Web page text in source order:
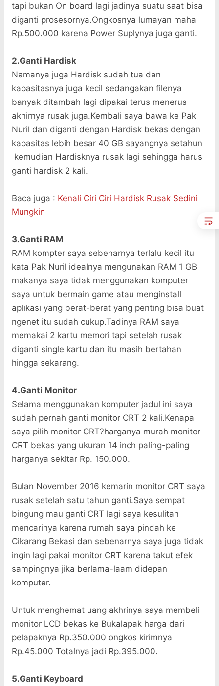
tapi bukan On board lagi jadinya suatu saat bisa
diganti prosesornya.Ongkosnya lumayan mahal
Rp.500.000 karena Power Suplynya juga ganti.
2.Ganti Hardisk
Namanya juga Hardisk sudah tua dan
kapasitasnya juga kecil sedangakan filenya
banyak ditambah lagi dipakai terus menerus
akhirnya rusak juga.Kembali saya bawa ke Pak
Nuril dan diganti dengan Hardisk bekas dengan
kapasitas lebih besar 40 GB sayangnya setahun
kemudian Hardisknya rusak lagi sehingga harus
ganti hardisk 2 kali.
Baca juga : Kenali Ciri Ciri Hardisk Rusak Sedini
Mungkin
3.Ganti RAM
RAM kompter saya sebenarnya terlalu kecil itu
kata Pak Nuril idealnya mengunakan RAM 1 GB
makanya saya tidak menggunakan komputer
saya untuk bermain game atau menginstall
aplikasi yang berat-berat yang penting bisa buat
ngenet itu sudah cukup.Tadinya RAM saya
memakai 2 kartu memori tapi setelah rusak
diganti single kartu dan itu masih bertahan
hingga sekarang.
4.Ganti Monitor
Selama menggunakan komputer jadul ini saya
sudah pernah ganti monitor CRT 2 kali.Kenapa
saya pilih monitor CRT?harganya murah monitor
CRT bekas yang ukuran 14 inch paling-paling
harganya sekitar Rp. 150.000.
Bulan November 2016 kemarin monitor CRT saya
rusak setelah satu tahun ganti.Saya sempat
bingung mau ganti CRT lagi saya kesulitan
mencarinya karena rumah saya pindah ke
Cikarang Bekasi dan sebenarnya saya juga tidak
ingin lagi pakai monitor CRT karena takut efek
sampingnya jika berlama-laam didepan
komputer.
Untuk menghemat uang akhrinya saya membeli
monitor LCD bekas ke Bukalapak harga dari
pelapaknya Rp.350.000 ongkos kirimnya
Rp.45.000 Totalnya jadi Rp.395.000.
5.Ganti Keyboard